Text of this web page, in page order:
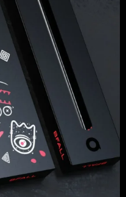
/ Empaque